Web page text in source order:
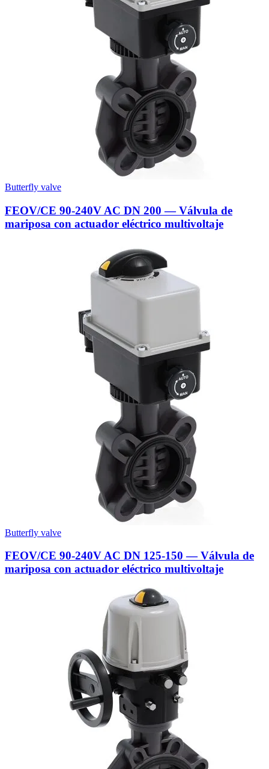
Butterfly valve
FEOV/CE 90-240V AC DN 200 — Válvula de
mariposa con actuador eléctrico multivoltaje
Butterfly valve
FEOV/CE 90-240V AC DN 125-150 — Válvula de
mariposa con actuador eléctrico multivoltaje